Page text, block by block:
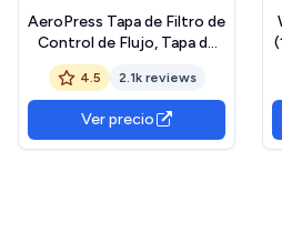
AeroPress Tapa de Filtro de
Control de Flujo, Tapa de
Filtro Sin Goteo para
Cafetera Portátil Estilo
Espresso, Cafetera de
Método Especializado
4.5 2.1k reviews
Ver precio